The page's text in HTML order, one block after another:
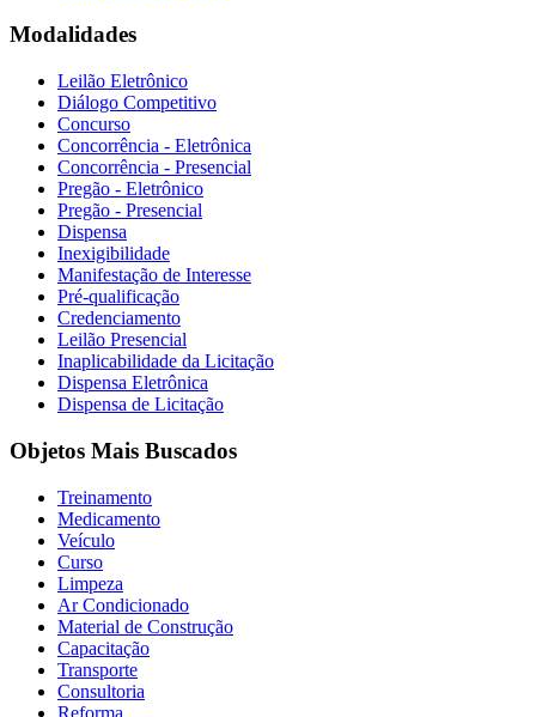
Modalidades
Leilão Eletrônico
Diálogo Competitivo
Concurso
Concorrência - Eletrônica
Concorrência - Presencial
Pregão - Eletrônico
Pregão - Presencial
Dispensa
Inexigibilidade
Manifestação de Interesse
Pré-qualificação
Credenciamento
Leilão Presencial
Inaplicabilidade da Licitação
Dispensa Eletrônica
Dispensa de Licitação
Objetos Mais Buscados
Treinamento
Medicamento
Veículo
Curso
Limpeza
Ar Condicionado
Material de Construção
Capacitação
Transporte
Consultoria
Reforma